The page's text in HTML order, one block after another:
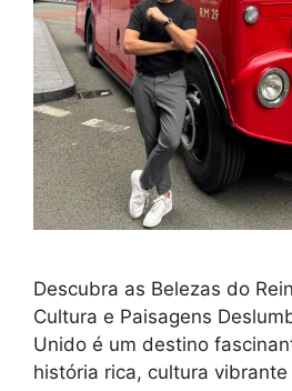
Descubra as Belezas do
Cultura e Paisagens
Unido é um destino
história rica, cultura vibrante